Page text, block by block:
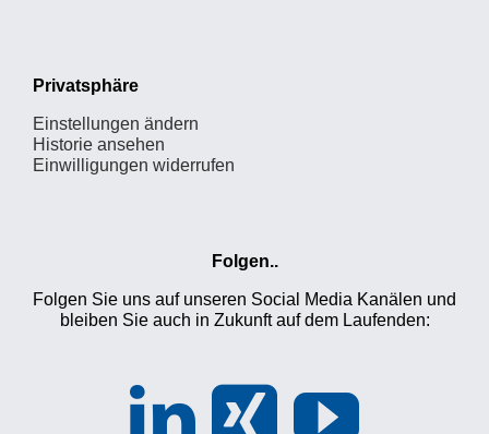
Privatsphäre
Einstellungen ändern
Historie ansehen
Einwilligungen widerrufen
Folgen..
Folgen Sie uns auf unseren Social Media Kanälen und
bleiben Sie auch in Zukunft auf dem Laufenden: